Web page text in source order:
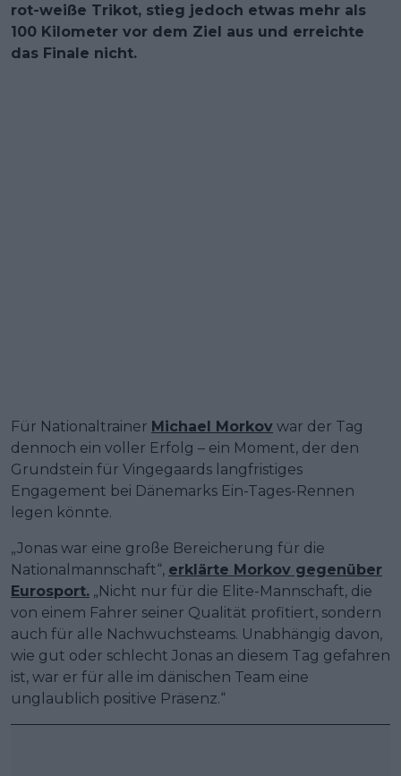
rot-weiße Trikot, stieg jedoch etwas mehr als
100 Kilometer vor dem Ziel aus und erreichte
das Finale nicht.
Für Nationaltrainer Michael Morkov war der Tag
dennoch ein voller Erfolg – ein Moment, der den
Grundstein für Vingegaards langfristiges
Engagement bei Dänemarks Ein-Tages-Rennen
legen könnte.
„Jonas war eine große Bereicherung für die
Nationalmannschaft“, erklärte Morkov gegenüber
Eurosport. „Nicht nur für die Elite-Mannschaft, die
von einem Fahrer seiner Qualität profitiert, sondern
auch für alle Nachwuchsteams. Unabhängig davon,
wie gut oder schlecht Jonas an diesem Tag gefahren
ist, war er für alle im dänischen Team eine
unglaublich positive Präsenz.“